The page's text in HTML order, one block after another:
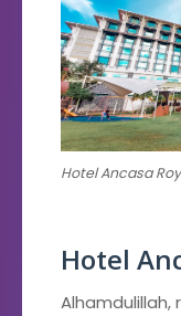
Hotel Ancasa
Hotel
Alhamdulillah,